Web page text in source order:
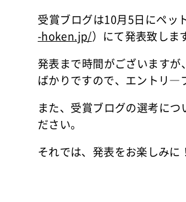
受賞ブログは10月5日にペッ
-hoken.jp/）にて発表致しま
発表まで時間がございます
ばかりですので、エントリ―
また、受賞ブログの選考に
ださい。
それでは、発表をお楽しみに！